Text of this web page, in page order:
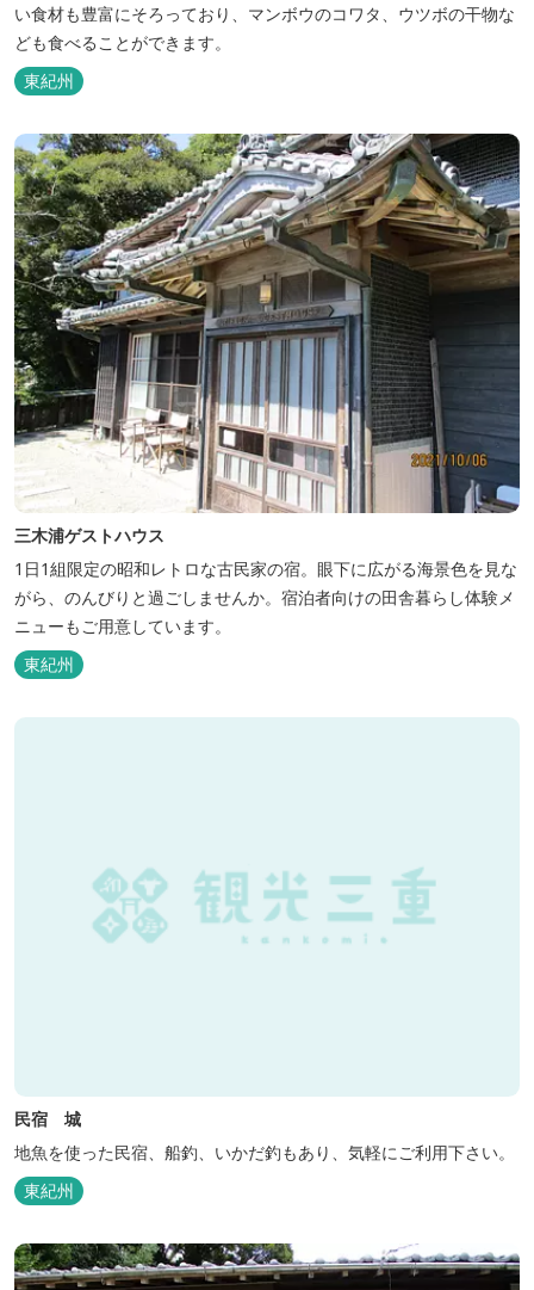
い食材も豊富にそろっており、マンボウのコワタ、ウツボの干物な
ども食べることができます。
東紀州
三木浦ゲストハウス
1日1組限定の昭和レトロな古民家の宿。眼下に広がる海景色を見な
がら、のんびりと過ごしませんか。宿泊者向けの田舎暮らし体験メ
ニューもご用意しています。
東紀州
民宿 城
地魚を使った民宿、船釣、いかだ釣もあり、気軽にご利用下さい。
東紀州